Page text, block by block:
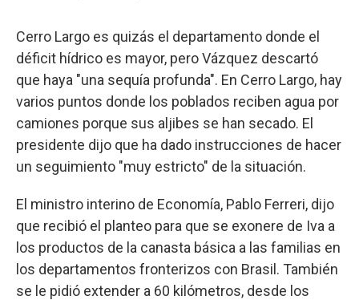
Cerro Largo es quizás el departamento donde el
déficit hídrico es mayor, pero Vázquez descartó
que haya "una sequía profunda". En Cerro Largo, hay
varios puntos donde los poblados reciben agua por
camiones porque sus aljibes se han secado. El
presidente dijo que ha dado instrucciones de hacer
un seguimiento "muy estricto" de la situación.
El ministro interino de Economía, Pablo Ferreri, dijo
que recibió el planteo para que se exonere de Iva a
los productos de la canasta básica a las familias en
los departamentos fronterizos con Brasil. También
se le pidió extender a 60 kilómetros, desde los